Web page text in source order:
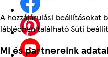
A hozzájárulási beállításokat
láblécben található Süti
Mi és partnereink